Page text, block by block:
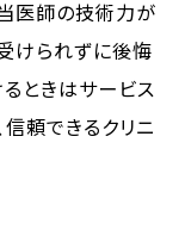
医師の技術力が
けられずに後悔
ときはサービス
頼できるクリニ